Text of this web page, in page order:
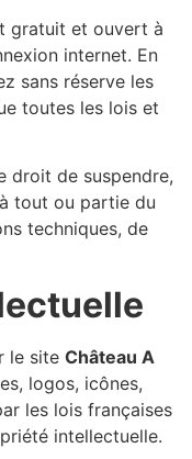
gratuit et ouvert à
internet. En
sans réserve les
toutes les lois et
droit de suspendre,
tout ou partie du
techniques, de
le site Château A
logos, icônes,
les lois françaises
intellectuelle.